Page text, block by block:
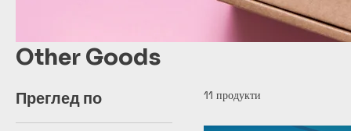
Other Goods
Преглед по 11 продукти